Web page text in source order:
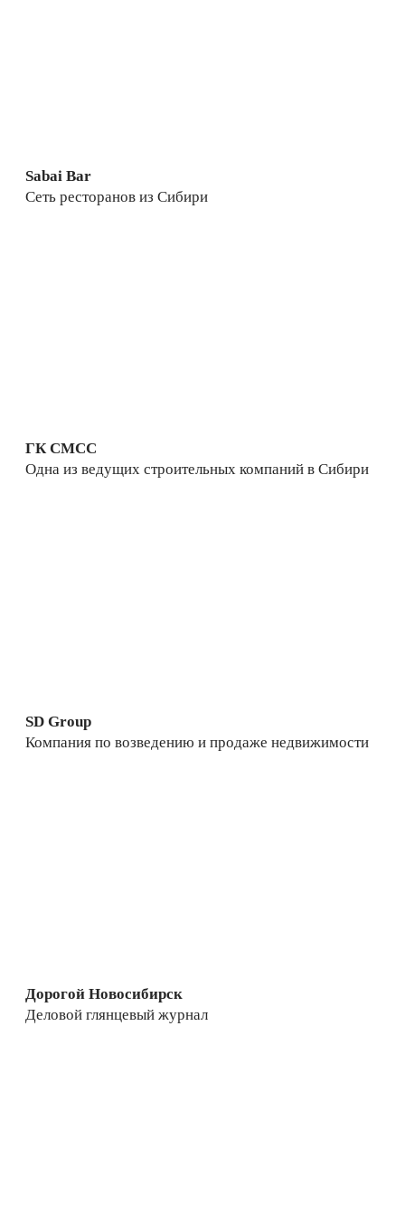
Sabai Bar
Сеть ресторанов из Сибири
ГК СМСС
Одна из ведущих строительных компаний в Сибири
SD Group
Компания по возведению и продаже недвижимости
Дорогой Новосибирск
Деловой глянцевый журнал